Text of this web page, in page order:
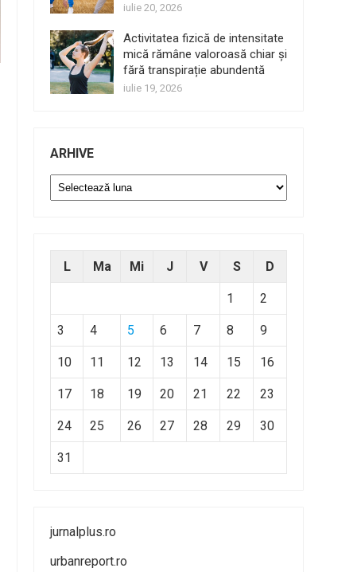
iulie 20, 2026
Activitatea fizică de intensitate
mică rămâne valoroasă chiar și
fără transpirație abundentă
iulie 19, 2026
ARHIVE
Arhive
L Ma Mi J V S D
1 2
3 4 5 6 7 8 9
10 11 12 13 14 15 16
17 18 19 20 21 22 23
24 25 26 27 28 29 30
31
jurnalplus.ro
urbanreport.ro